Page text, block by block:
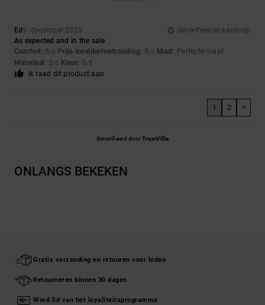
Ed 9. december 2025
Geverifieerde aankoop
As expected and in the sale
Comfort: 5/5 Prijs-kwaliteitverhouding: 5/5 Maat: Perfecte maat
Materiaal : 5/5 Kleur: 5 /5
Ik raad dit product aan
1 2 >
Geverifieerd doorTrustVille
ONLANGS BEKEKEN
Gratis verzending en retouren voor leden
Retourneren binnen 30 dagen
Word lid van het loyaliteitsprogramma